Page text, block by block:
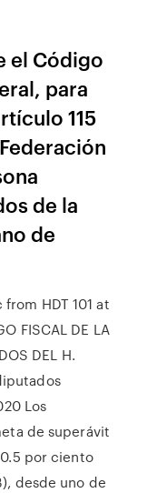
el Código
para
115
de la
de
HDT 101 at
FISCAL DE LA
DEL H.
Los
de superávit
por ciento
desde uno de